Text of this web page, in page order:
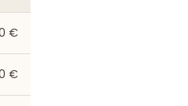
€
€